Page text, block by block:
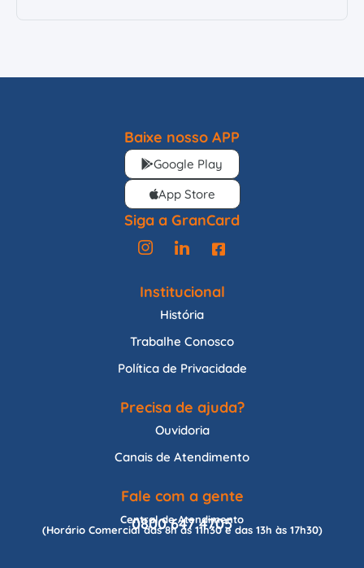
Baixe nosso APP
Google Play
App Store
Siga a GranCard
Institucional
História
Trabalhe Conosco
Política de Privacidade
Precisa de ajuda?
Ouvidoria
Canais de Atendimento
Fale com a gente
Central de Atendimento
0800 647 4705
(Horário Comercial das 8h às 11h30 e das 13h às 17h30)